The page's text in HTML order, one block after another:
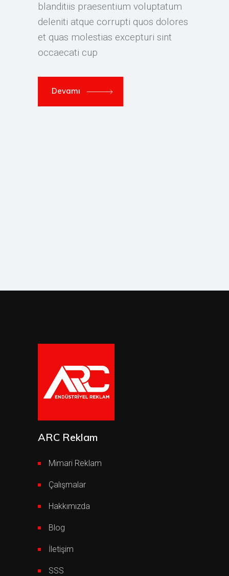
blanditiis praesentium voluptatum
deleniti atque corrupti quos dolores
et quas molestias excepturi sint
occaecati cup
Devamı
ARC Reklam
Mimari Reklam
Çalışmalar
Hakkımızda
Blog
İletişim
SSS